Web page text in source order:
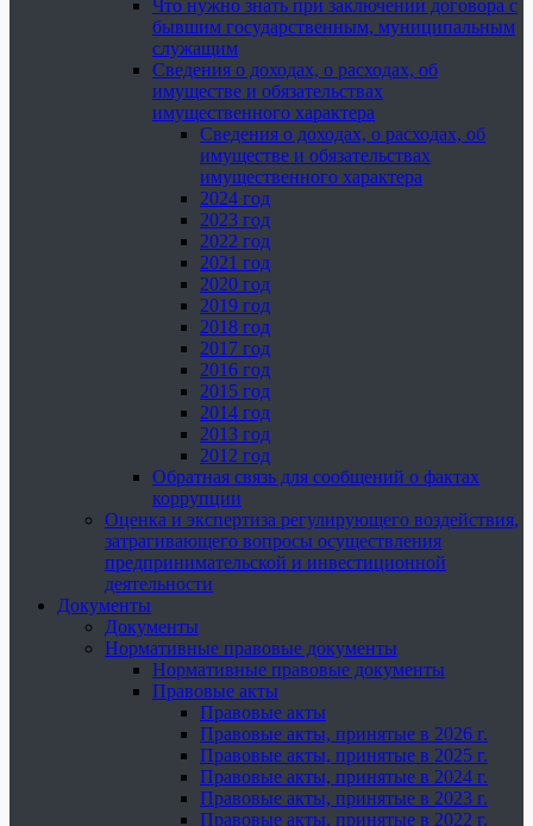
Что нужно знать при заключении договора с
бывшим государственным, муниципальным
служащим
Сведения о доходах, о расходах, об
имуществе и обязательствах
имущественного характера
Сведения о доходах, о расходах, об
имуществе и обязательствах
имущественного характера
2024 год
2023 год
2022 год
2021 год
2020 год
2019 год
2018 год
2017 год
2016 год
2015 год
2014 год
2013 год
2012 год
Обратная связь для сообщений о фактах
коррупции
Оценка и экспертиза регулирующего воздействия,
затрагивающего вопросы осуществления
предпринимательской и инвестиционной
деятельности
Документы
Документы
Нормативные правовые документы
Нормативные правовые документы
Правовые акты
Правовые акты
Правовые акты, принятые в 2026 г.
Правовые акты, принятые в 2025 г.
Правовые акты, принятые в 2024 г.
Правовые акты, принятые в 2023 г.
Правовые акты, принятые в 2022 г.